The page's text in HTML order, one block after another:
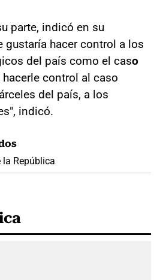
parte, indicó en su
gustaría hacer control a los
del país como el caso
hacerle control al caso
del país, a los
indicó.
la República